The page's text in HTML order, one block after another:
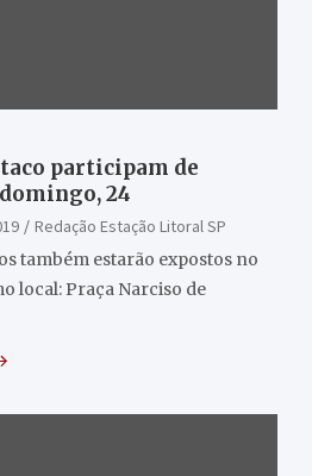
participam de
24
Redação Estação Litoral SP
também estarão expostos no
local: Praça Narciso de